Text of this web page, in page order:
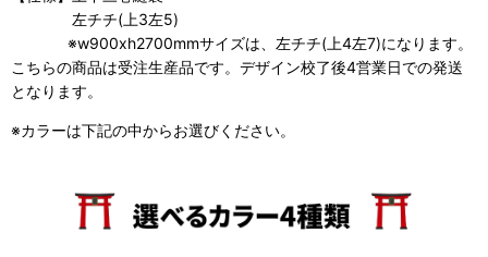
左チチ(上3左5)
※w900xh2700mmサイズは、左チチ(上4左7)になります。
こちらの商品は受注生産品です。デザイン校了後4営業日での発送
となります。
※カラーは下記の中からお選びください。